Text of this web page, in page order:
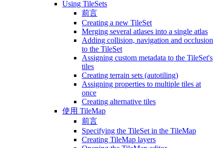
Using TileSets
前言
Creating a new TileSet
Merging several atlases into a single atlas
Adding collision, navigation and occlusion
to the TileSet
Assigning custom metadata to the TileSet's
tiles
Creating terrain sets (autotiling)
Assigning properties to multiple tiles at
once
Creating alternative tiles
使用 TileMap
前言
Specifying the TileSet in the TileMap
Creating TileMap layers